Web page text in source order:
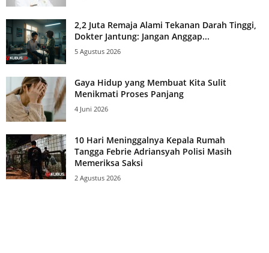
2,2 Juta Remaja Alami Tekanan Darah Tinggi,
Dokter Jantung: Jangan Anggap...
5 Agustus 2026
Gaya Hidup yang Membuat Kita Sulit
Menikmati Proses Panjang
4 Juni 2026
10 Hari Meninggalnya Kepala Rumah
Tangga Febrie Adriansyah Polisi Masih
Memeriksa Saksi
2 Agustus 2026